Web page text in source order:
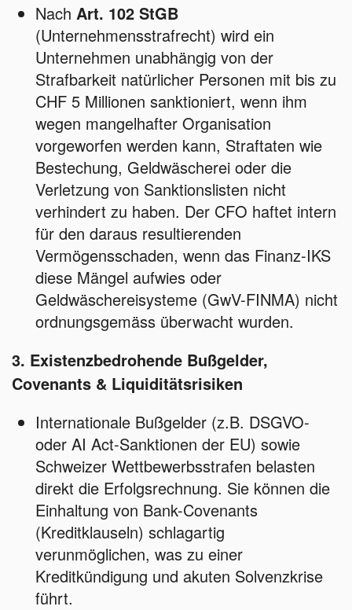
Nach Art. 102 StGB
(Unternehmensstrafrecht) wird ein
Unternehmen unabhängig von der
Strafbarkeit natürlicher Personen mit bis zu
CHF 5 Millionen sanktioniert, wenn ihm
wegen mangelhafter Organisation
vorgeworfen werden kann, Straftaten wie
Bestechung, Geldwäscherei oder die
Verletzung von Sanktionslisten nicht
verhindert zu haben. Der CFO haftet intern
für den daraus resultierenden
Vermögensschaden, wenn das Finanz-IKS
diese Mängel aufwies oder
Geldwäschereisysteme (GwV-FINMA) nicht
ordnungsgemäss überwacht wurden.
3. Existenzbedrohende Bußgelder,
Covenants & Liquiditätsrisiken
Internationale Bußgelder (z.B. DSGVO-
oder AI Act-Sanktionen der EU) sowie
Schweizer Wettbewerbsstrafen belasten
direkt die Erfolgsrechnung. Sie können die
Einhaltung von Bank-Covenants
(Kreditklauseln) schlagartig
verunmöglichen, was zu einer
Kreditkündigung und akuten Solvenzkrise
führt.